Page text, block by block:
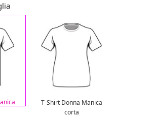
T-Shirt Donna Manica
corta